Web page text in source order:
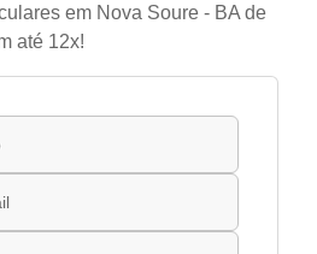
em Nova Soure - BA de
até 12x!